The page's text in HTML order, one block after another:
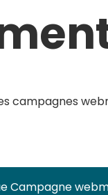
campagnes
Campagne